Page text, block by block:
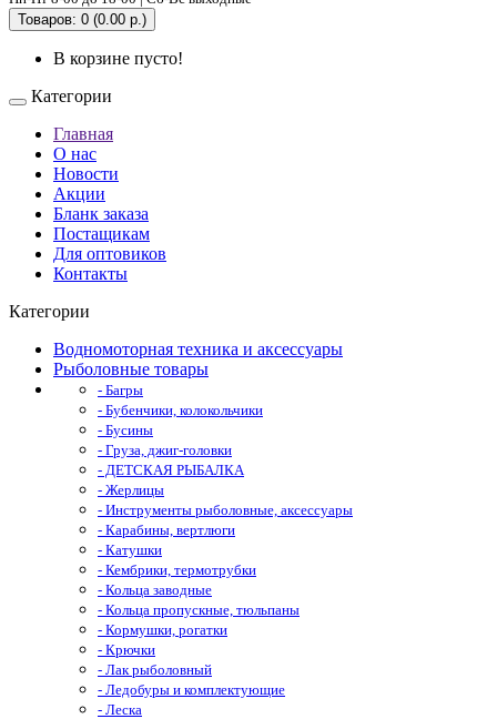
Товаров: 0 (0.00 р.)
В корзине пусто!
Категории
Главная
О нас
Новости
Акции
Бланк заказа
Постащикам
Для оптовиков
Контакты
Категории
Водномоторная техника и аксессуары
Рыболовные товары
- Багры
- Бубенчики, колокольчики
- Бусины
- Груза, джиг-головки
- ДЕТСКАЯ РЫБАЛКА
- Жерлицы
- Инструменты рыболовные, аксессуары
- Карабины, вертлюги
- Катушки
- Кембрики, термотрубки
- Кольца заводные
- Кольца пропускные, тюльпаны
- Кормушки, рогатки
- Крючки
- Лак рыболовный
- Ледобуры и комплектующие
- Леска